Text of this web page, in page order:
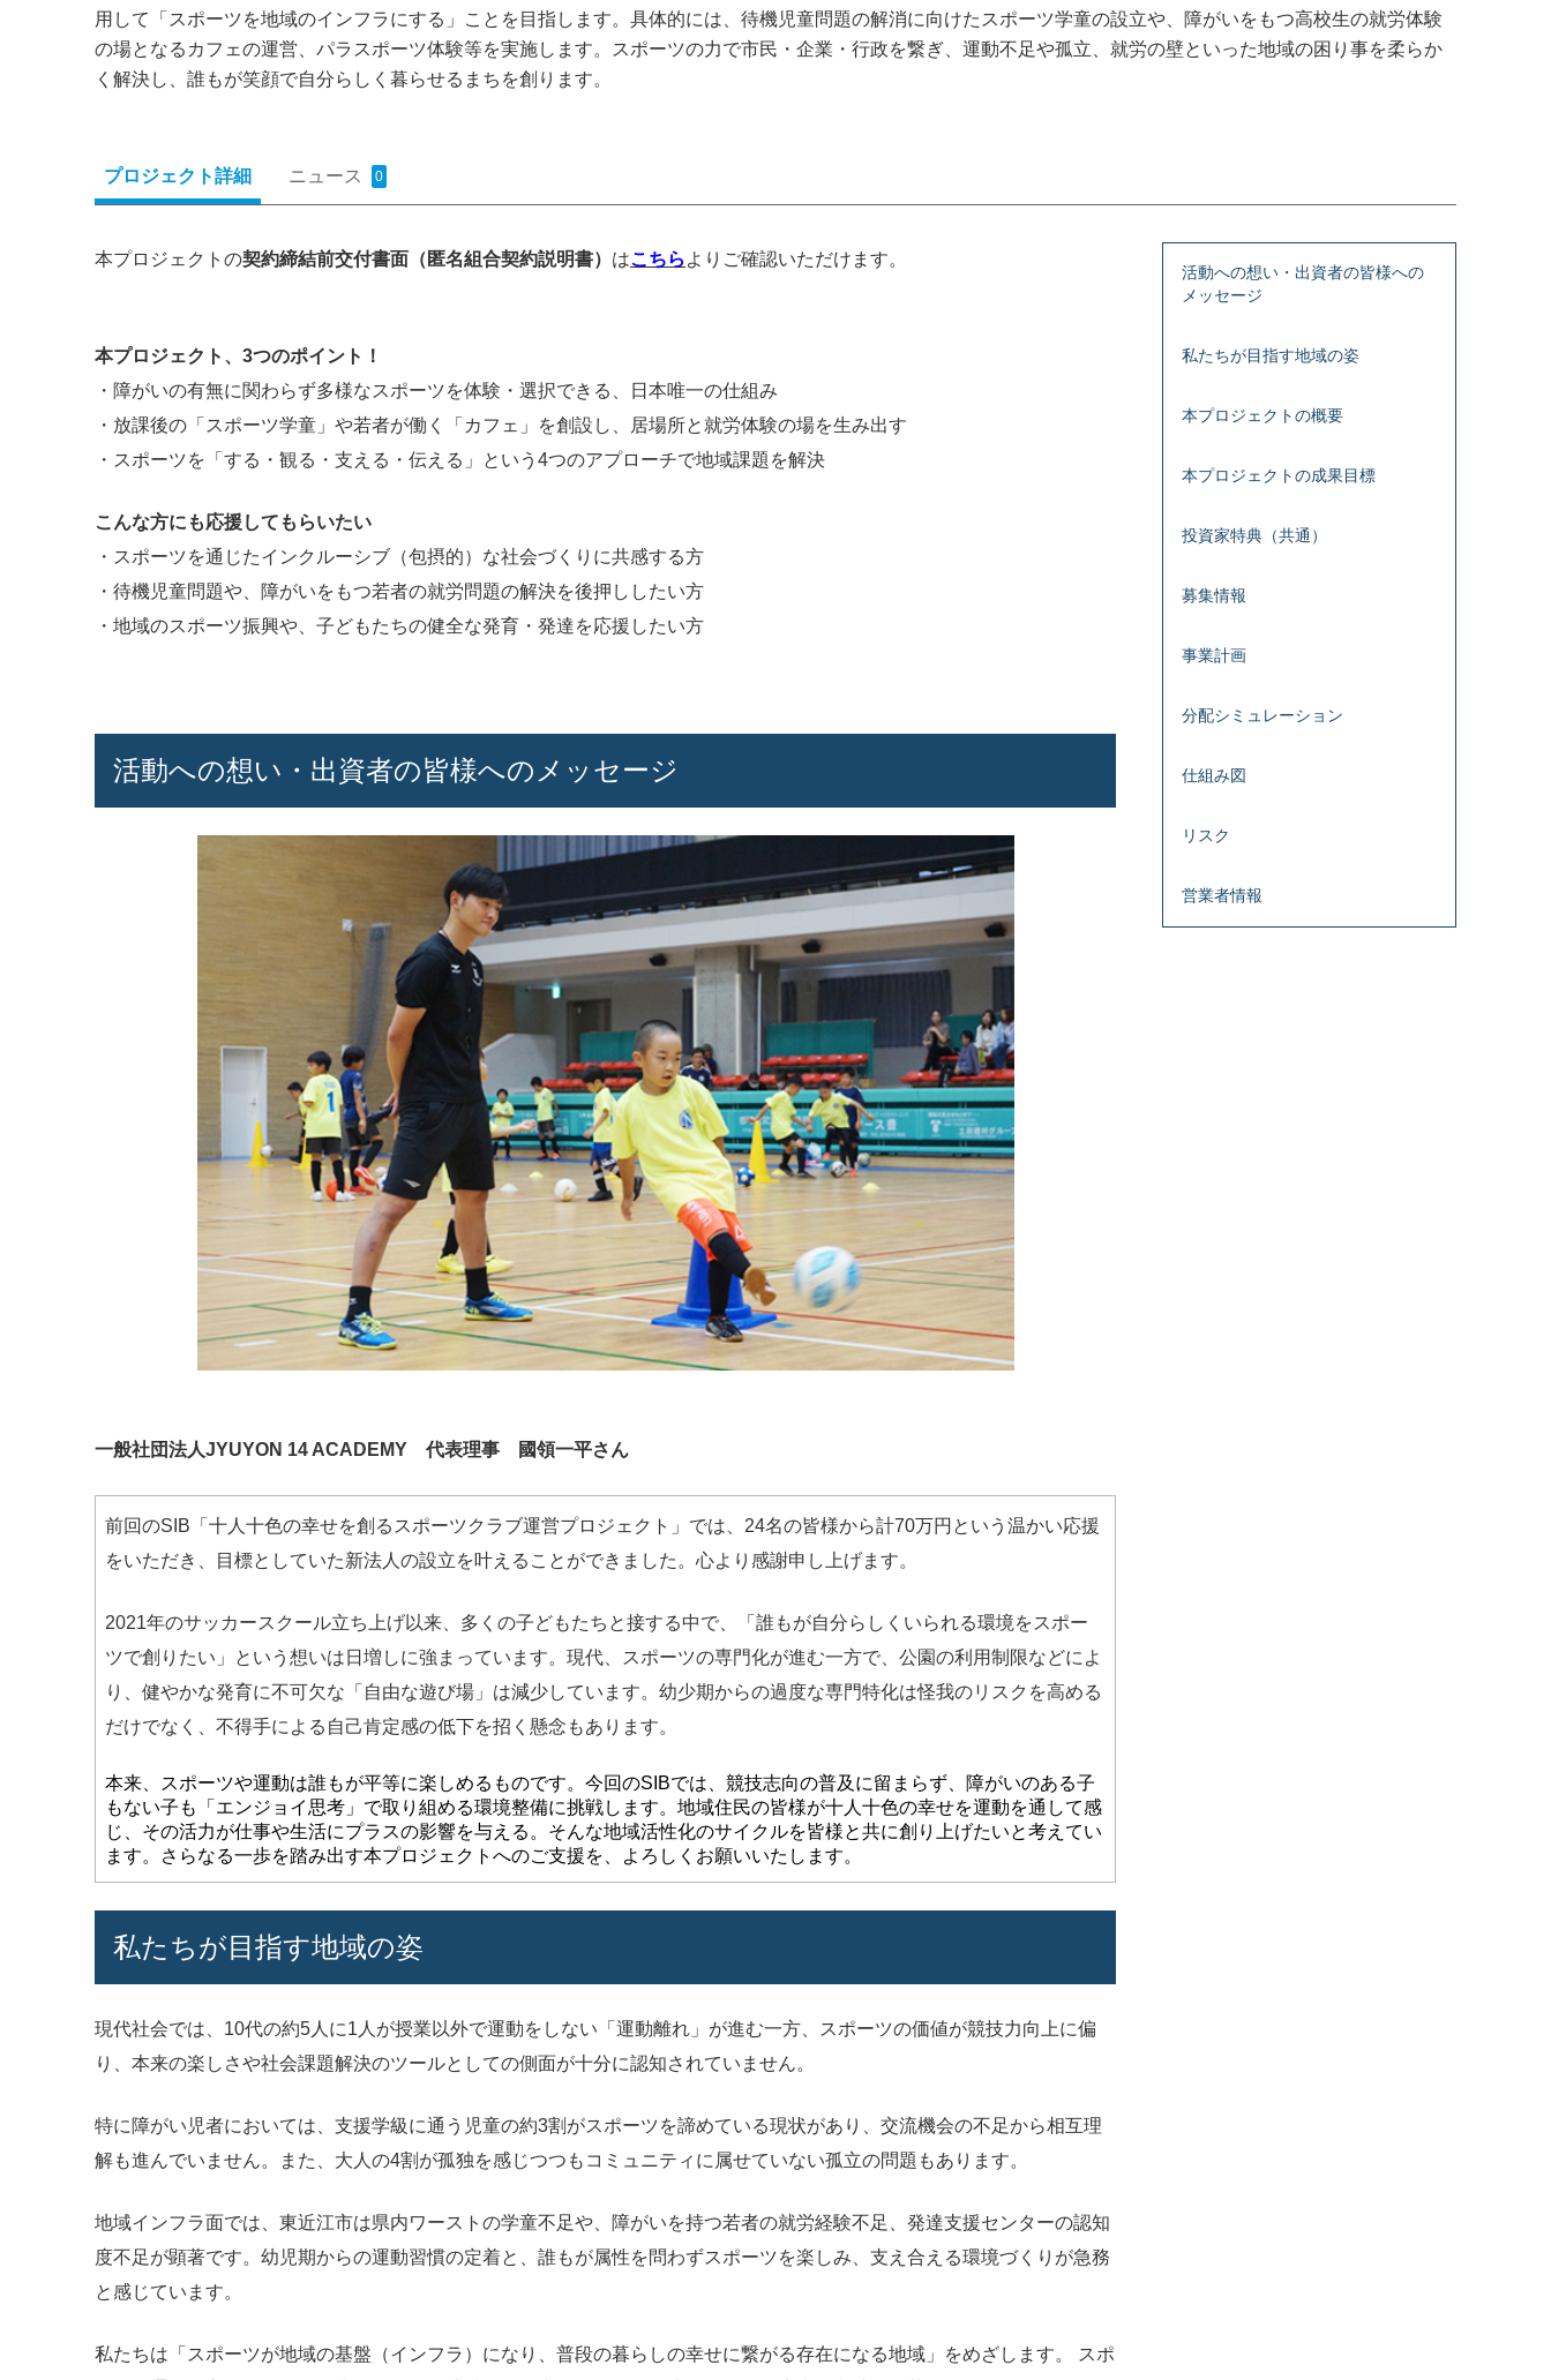
用して「スポーツを地域のインフラにする」ことを目指します。具体的には、待機児童問題の解消に向けたスポーツ学童の設立や、障がいをもつ高校生の就労体験
の場となるカフェの運営、パラスポーツ体験等を実施します。スポーツの力で市民・企業・行政を繋ぎ、運動不足や孤立、就労の壁といった地域の困り事を柔らか
く解決し、誰もが笑顔で自分らしく暮らせるまちを創ります。
プロジェクト詳細 ニュース 0
本プロジェクトの契約締結前交付書面（匿名組合契約説明書） はこちら よりご確認いただけます。
本プロジェクト、3つのポイント！
・障がいの有無に関わらず多様なスポーツを体験・選択できる、日本唯一の仕組み
・放課後の「スポーツ学童」や若者が働く「カフェ」を創設し、居場所と就労体験の場を生み出す
・スポーツを「する・観る・支える・伝える」という4つのアプローチで地域課題を解決
こんな方にも応援してもらいたい
・スポーツを通じたインクルーシブ（包摂的）な社会づくりに共感する方
・待機児童問題や、障がいをもつ若者の就労問題の解決を後押ししたい方
・地域のスポーツ振興や、子どもたちの健全な発育・発達を応援したい方
活動への想い・出資者の皆様へのメッセージ
一般社団法人JYUYON 14 ACADEMY 代表理事 國領一平さん
前回のSIB「十人十色の幸せを創るスポーツクラブ運営プロジェクト」では、24名の皆様から計70万円という温かい応援
をいただき、目標としていた新法人の設立を叶えることができました。心より感謝申し上げます。
2021年のサッカースクール立ち上げ以来、多くの子どもたちと接する中で、「誰もが自分らしくいられる環境をスポー
ツで創りたい」という想いは日増しに強まっています。現代、スポーツの専門化が進む一方で、公園の利用制限などによ
り、健やかな発育に不可欠な「自由な遊び場」は減少しています。幼少期からの過度な専門特化は怪我のリスクを高める
だけでなく、不得手による自己肯定感の低下を招く懸念もあります。
本来、スポーツや運動は誰もが平等に楽しめるものです。今回のSIBでは、競技志向の普及に留まらず、障がいのある子
もない子も「エンジョイ思考」で取り組める環境整備に挑戦します。地域住民の皆様が十人十色の幸せを運動を通して感
じ、その活力が仕事や生活にプラスの影響を与える。そんな地域活性化のサイクルを皆様と共に創り上げたいと考えてい
ます。さらなる一歩を踏み出す本プロジェクトへのご支援を、よろしくお願いいたします。
私たちが目指す地域の姿
現代社会では、10代の約5人に1人が授業以外で運動をしない「運動離れ」が進む一方、スポーツの価値が競技力向上に偏
り、本来の楽しさや社会課題解決のツールとしての側面が十分に認知されていません。
特に障がい児者においては、支援学級に通う児童の約3割がスポーツを諦めている現状があり、交流機会の不足から相互理
解も進んでいません。また、大人の4割が孤独を感じつつもコミュニティに属せていない孤立の問題もあります。
地域インフラ面では、東近江市は県内ワーストの学童不足や、障がいを持つ若者の就労経験不足、発達支援センターの認知
度不足が顕著です。幼児期からの運動習慣の定着と、誰もが属性を問わずスポーツを楽しみ、支え合える環境づくりが急務
と感じています。
私たちは「スポーツが地域の基盤（インフラ）になり、普段の暮らしの幸せに繋がる存在になる地域」をめざします。 スポ
活動への想い・出資者の皆様への
メッセージ
私たちが目指す地域の姿
本プロジェクトの概要
本プロジェクトの成果目標
投資家特典（共通）
募集情報
事業計画
分配シミュレーション
仕組み図
リスク
営業者情報